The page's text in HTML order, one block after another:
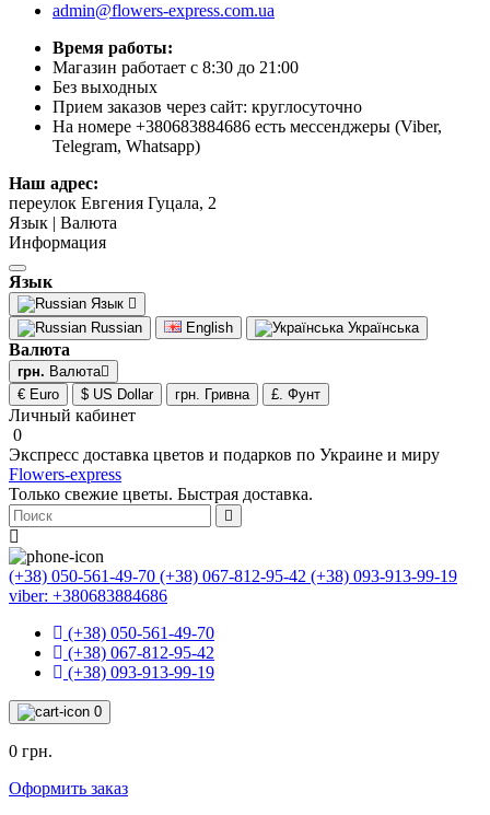
admin@flowers-express.com.ua
Время работы:
Магазин работает с 8:30 до 21:00
Без выходных
Прием заказов через сайт: круглосуточно
На номере +380683884686 есть мессенджеры (Viber,
Telegram, Whatsapp)
Наш адрес:
переулок Евгения Гуцала, 2
Язык | Валюта
Информация
Язык
Язык
Russian
English Українська
Валюта
грн. Валюта
€ Euro
$ US Dollar грн. Гривна £. Фунт
Личный кабинет
0
Экспресс доставка цветов и подарков по Украине и миру
Flowers-express
Только свежие цветы. Быстрая доставка.
(+38) 050-561-49-70 (+38) 067-812-95-42 (+38) 093-913-99-19
viber: +380683884686
(+38) 050-561-49-70
(+38) 067-812-95-42
(+38) 093-913-99-19
0
0 грн.
Оформить заказ